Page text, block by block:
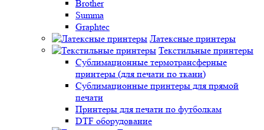
Brother
Summa
Graphtec
Латексные принтеры
Текстильные принтеры
Сублимационные термотрансферные
принтеры (для печати по ткани)
Сублимационные принтеры для прямой
печати
Принтеры для печати по футболкам
DTF оборудование